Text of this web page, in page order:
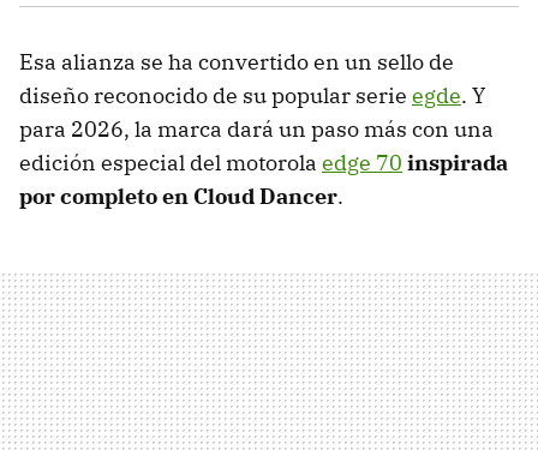
Esa alianza se ha convertido en un sello de
diseño reconocido de su popular serie egde. Y
para 2026, la marca dará un paso más con una
edición especial del motorola edge 70 inspirada
por completo en Cloud Dancer.